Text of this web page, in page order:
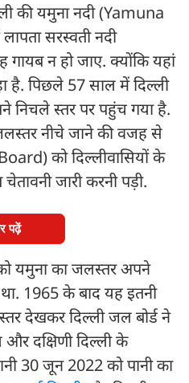
की यमुना नदी (Yamuna
सरस्वती नदी
न हो जाए. क्योंकि यहां
है. पिछले 57 साल में दिल्ली
निचले स्तर पर पहुंच गया है.
नीचे जाने की वजह से
को दिल्लीवासियों के
जारी करनी पड़ी.
पढ़ें
यमुना का जलस्तर अपने
1965 के बाद यह इतनी
देखकर दिल्ली जल बोर्ड ने
और दक्षिणी दिल्ली के
30 जून 2022 को पानी का